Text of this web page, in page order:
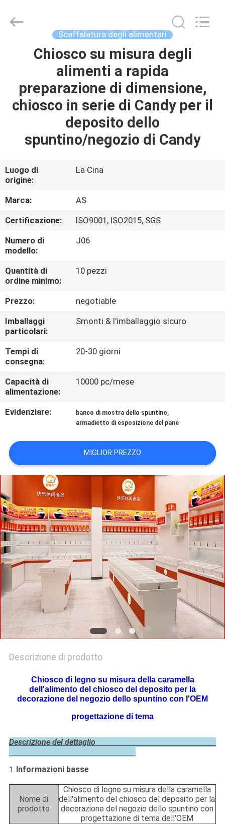
CASA
PRODOTTI
CIRCA
NOI
GIRO
DELLA
FABBRICA
CONTROLLO
DI
QUALITÀ
CONTATTICI
RICHIEDA
UNA
CITAZIONE
DEL
SITO
PRIVACY
POLICY
Display
Shelves
Scaffalatura degli alimentari
Chiosco su misura degli
alimenti a rapida
preparazione di dimensione,
chiosco in serie di Candy per il
deposito dello
spuntino/negozio di Candy
Luogo di
origine:
La Cina
Marca:
AS
Certificazione:
ISO9001, ISO2015, SGS
Numero di
modello:
J06
Quantità di
ordine minimo:
10 pezzi
Prezzo:
negotiable
Imballaggi
particolari:
Smonti & l'imballaggio sicuro
Tempi di
consegna:
20-30 giorni
Capacità di
alimentazione:
10000 pc/mese
Evidenziare: banco di mostra dello spuntino,
armadietto di esposizione del pane
MIGLIOR PREZZO
Descrizione di prodotto
Chiosco di legno su misura della caramella
dell'alimento del chiosco del deposito per la
decorazione del negozio dello spuntino con l'OEM
progettazione di tema
Descrizione del dettaglio
1. Informazioni basse
Nome di
prodotto
Chiosco di legno su misura della caramella
dell'alimento del chiosco del deposito per la
decorazione del negozio dello spuntino con
progettazione di tema dell'OEM